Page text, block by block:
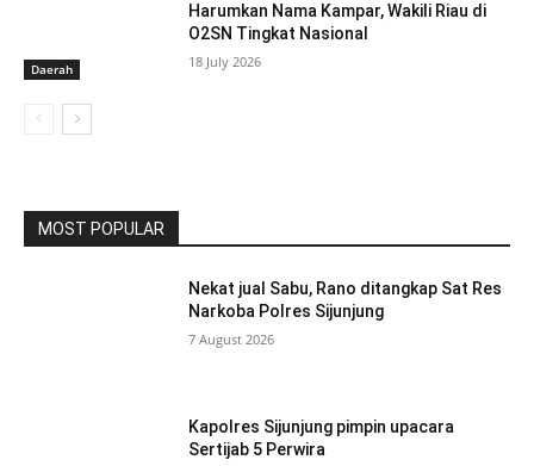
Daerah
Harumkan Nama Kampar, Wakili Riau di
O2SN Tingkat Nasional
18 July 2026
MOST POPULAR
Nekat jual Sabu, Rano ditangkap Sat Res
Narkoba Polres Sijunjung
7 August 2026
Kapolres Sijunjung pimpin upacara
Sertijab 5 Perwira